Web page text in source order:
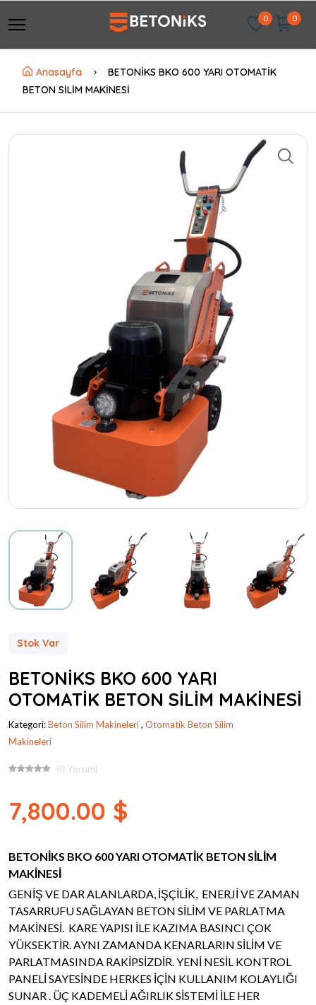
0 0
Anasayfa
BETONİKS BKO 600 YARI OTOMATİK
BETON SİLİM MAKİNESİ
Stok Var
BETONİKS BKO 600 YARI
OTOMATİK BETON SİLİM MAKİNESİ
Kategori:Beton Silim Makineleri, Otomatik Beton Silim
Makineleri
(0 Yorum)
7,800.00 $
BETONİKS BKO 600 YARI OTOMATİK BETON SİLİM
MAKİNESİ
GENİŞ VE DAR ALANLARDA, İŞÇİLİK, ENERJİ VE ZAMAN
TASARRUFU SAĞLAYAN BETON SİLİM VE PARLATMA
MAKİNESİ. KARE YAPISI İLE KAZIMA BASINCI ÇOK
YÜKSEKTİR. AYNI ZAMANDA KENARLARIN SİLİM VE
PARLATMASINDA RAKİPSİZDİR. YENİ NESİL KONTROL
PANELİ SAYESİNDE HERKES İÇİN KULLANIM KOLAYLIĞI
SUNAR . ÜÇ KADEMELİ AĞIRLIK SİSTEMİ İLE HER